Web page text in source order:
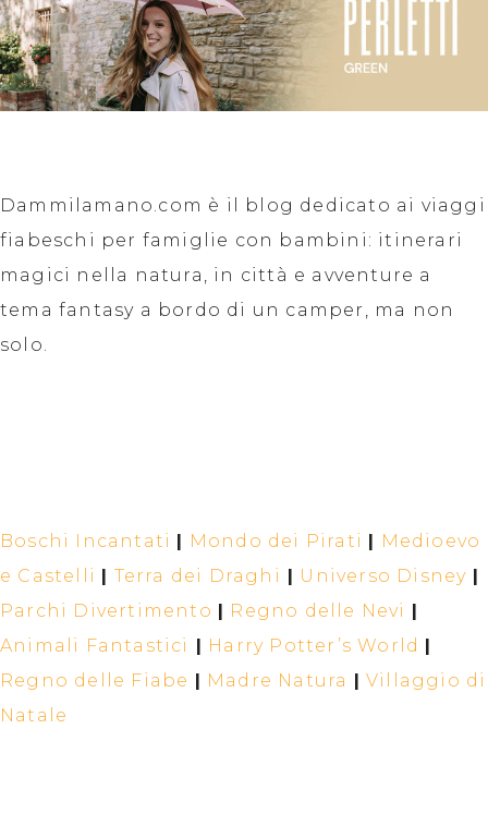
Dammilamano.com è il blog dedicato ai viaggi
fiabeschi per famiglie con bambini: itinerari
magici nella natura, in città e avventure a
tema fantasy a bordo di un camper, ma non
solo.
Boschi Incantati | Mondo dei Pirati | Medioevo
e Castelli | Terra dei Draghi | Universo Disney |
Parchi Divertimento | Regno delle Nevi |
Animali Fantastici | Harry Potter’s World |
Regno delle Fiabe | Madre Natura | Villaggio di
Natale